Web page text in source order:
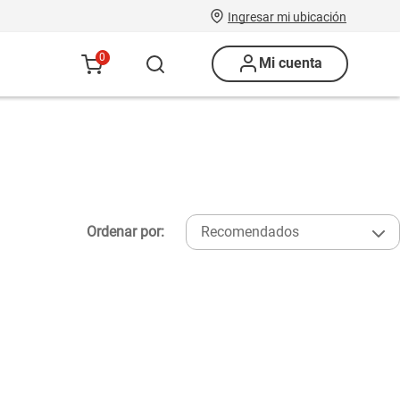
Ingresar mi ubicación
0 Mi cuenta
Ordenar por: Recomendados